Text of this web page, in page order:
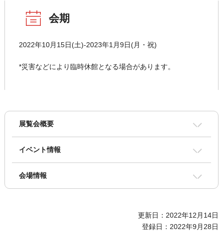
会期
2022年10月15日(土)-2023年1月9日(月・祝)
*災害などにより臨時休館となる場合があります。
展覧会概要
イベント情報
会場情報
更新日：2022年12月14日
登録日：2022年9月28日